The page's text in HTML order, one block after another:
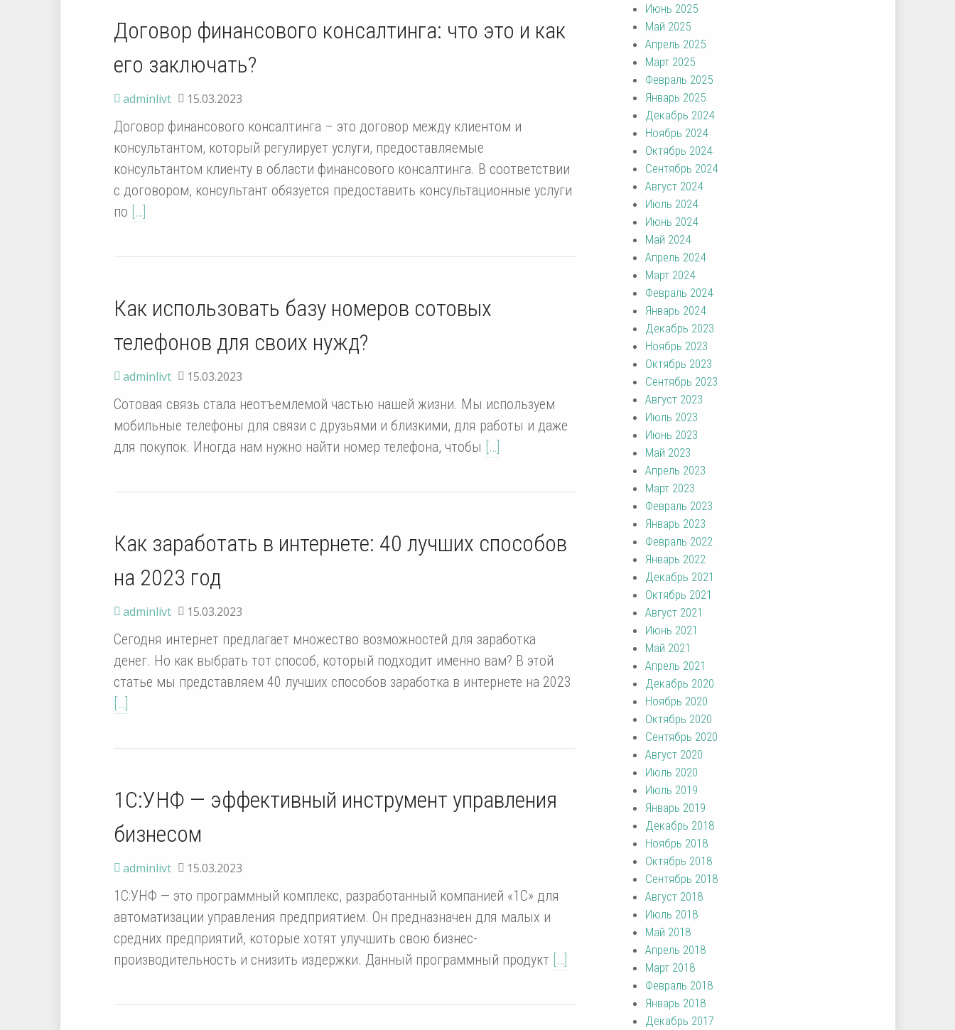
Договор финансового консалтинга: что это и как
его заключать?
adminlivt 15.03.2023
Договор финансового консалтинга – это договор между клиентом и
консультантом, который регулирует услуги, предоставляемые
консультантом клиенту в области финансового консалтинга. В соответствии
с договором, консультант обязуется предоставить консультационные услуги
по […]
Как использовать базу номеров сотовых
телефонов для своих нужд?
adminlivt 15.03.2023
Сотовая связь стала неотъемлемой частью нашей жизни. Мы используем
мобильные телефоны для связи с друзьями и близкими, для работы и даже
для покупок. Иногда нам нужно найти номер телефона, чтобы […]
Как заработать в интернете: 40 лучших способов
на 2023 год
adminlivt 15.03.2023
Сегодня интернет предлагает множество возможностей для заработка
денег. Но как выбрать тот способ, который подходит именно вам? В этой
статье мы представляем 40 лучших способов заработка в интернете на 2023
[…]
1С:УНФ — эффективный инструмент управления
бизнесом
adminlivt 15.03.2023
1С:УНФ — это программный комплекс, разработанный компанией «1С» для
автоматизации управления предприятием. Он предназначен для малых и
средних предприятий, которые хотят улучшить свою бизнес-
производительность и снизить издержки. Данный программный продукт […]
Июнь 2025
Май 2025
Апрель 2025
Март 2025
Февраль 2025
Январь 2025
Декабрь 2024
Ноябрь 2024
Октябрь 2024
Сентябрь 2024
Август 2024
Июль 2024
Июнь 2024
Май 2024
Апрель 2024
Март 2024
Февраль 2024
Январь 2024
Декабрь 2023
Ноябрь 2023
Октябрь 2023
Сентябрь 2023
Август 2023
Июль 2023
Июнь 2023
Май 2023
Апрель 2023
Март 2023
Февраль 2023
Январь 2023
Февраль 2022
Январь 2022
Декабрь 2021
Октябрь 2021
Август 2021
Июнь 2021
Май 2021
Апрель 2021
Декабрь 2020
Ноябрь 2020
Октябрь 2020
Сентябрь 2020
Август 2020
Июль 2020
Июль 2019
Январь 2019
Декабрь 2018
Ноябрь 2018
Октябрь 2018
Сентябрь 2018
Август 2018
Июль 2018
Май 2018
Апрель 2018
Март 2018
Февраль 2018
Январь 2018
Декабрь 2017